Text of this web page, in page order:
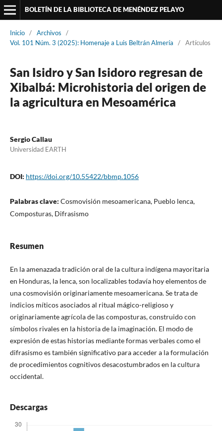
BOLETÍN DE LA BIBLIOTECA DE MENÉNDEZ PELAYO
Inicio / Archivos
/
Vol. 101 Núm. 3 (2025): Homenaje a Luis Beltrán Almería
/ Artículos
San Isidro y San Isidoro regresan de
Xibalbá: Microhistoria del origen de
la agricultura en Mesoamérica
Sergio Callau
Universidad EARTH
DOI: https://doi.org/10.55422/bbmp.1056
Palabras clave: Cosmovisión mesoamericana, Pueblo lenca,
Composturas, Difrasismo
Resumen
En la amenazada tradición oral de la cultura indígena mayoritaria
en Honduras, la lenca, son localizables todavía hoy elementos de
una cosmovisión originariamente mesoamericana. Se trata de
indicios míticos asociados al ritual mágico-religioso y
originariamente agrícola de las composturas, construido con
símbolos rivales en la historia de la imaginación. El modo de
expresión de estas historias mediante formas verbales como el
difrasismo es también significativo para acceder a la formulación
de procedimientos cognitivos desacostumbrados en la cultura
occidental.
Descargas